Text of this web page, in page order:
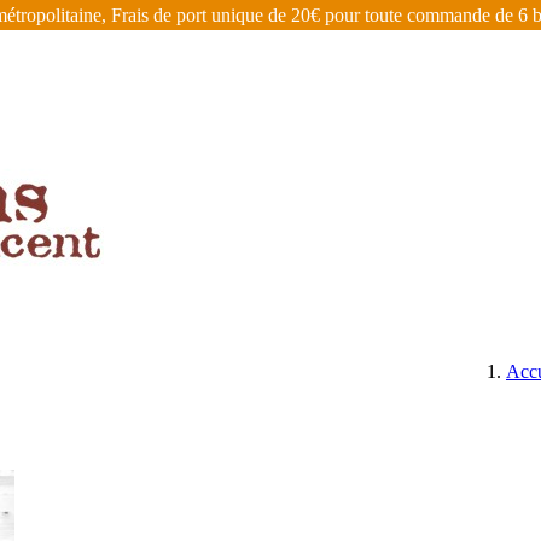
Frais de port unique de 20€ pour toute commande de 6